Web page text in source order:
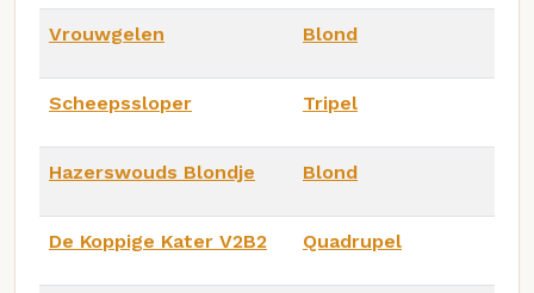
Vrouwgelen Blond
Scheepssloper Tripel
Hazerswouds Blondje Blond
De Koppige Kater V2B2 Quadrupel